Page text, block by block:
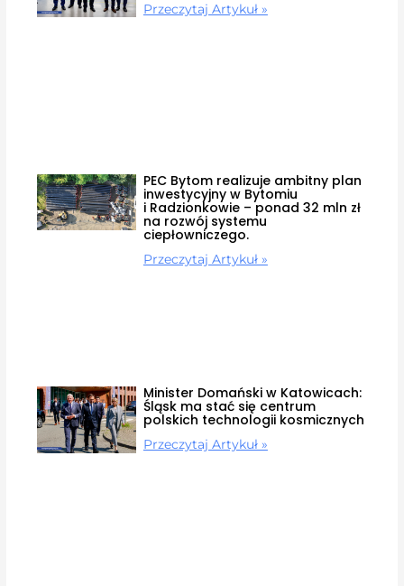
Przeczytaj Artykuł »
PEC Bytom realizuje ambitny plan
inwestycyjny w Bytomiu
i Radzionkowie – ponad 32 mln zł
na rozwój systemu
ciepłowniczego.
Przeczytaj Artykuł »
Minister Domański w Katowicach:
Śląsk ma stać się centrum
polskich technologii kosmicznych
Przeczytaj Artykuł »